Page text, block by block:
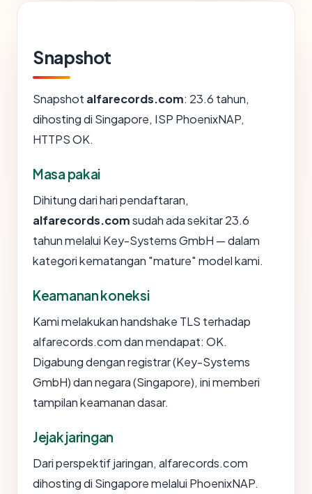
Snapshot
Snapshot alfarecords.com: 23.6 tahun,
dihosting di Singapore, ISP PhoenixNAP,
HTTPS OK.
Masa pakai
Dihitung dari hari pendaftaran,
alfarecords.comsudah ada sekitar 23.6
tahun melalui Key-Systems GmbH — dalam
kategori kematangan "mature" model kami.
Keamanan koneksi
Kami melakukan handshake TLS terhadap
alfarecords.com dan mendapat: OK.
Digabung dengan registrar (Key-Systems
GmbH) dan negara (Singapore), ini memberi
tampilan keamanan dasar.
Jejak jaringan
Dari perspektif jaringan, alfarecords.com
dihosting di Singapore melalui PhoenixNAP.